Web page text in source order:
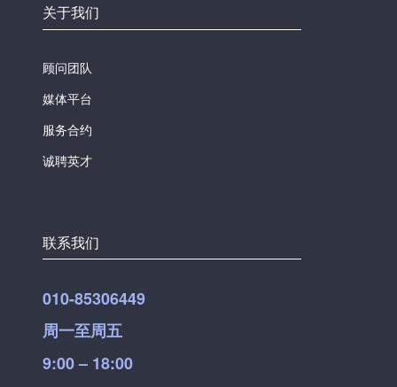
关于我们
顾问团队
媒体平台
服务合约
诚聘英才
联系我们
010-85306449
周一至周五
9:00 – 18:00